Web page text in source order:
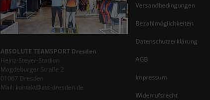
ABSOLUTE TEAMSPORT Dresden
Heinz-Steyer-Stadion
Magdeburger Straße 2
01067 Dresden
Mail: kontakt@ats-dresden.de
Versandbedingungen
Bezahlmöglichkeiten
Datenschutzerklärung
AGB
Impressum
Widerrufsrecht